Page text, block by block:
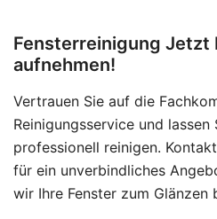
Fensterreinigung Jetzt
aufnehmen!
Vertrauen Sie auf die
Reinigungsservice und lassen
professionell reinigen.
für ein unverbindliches
wir Ihre Fenster zum Glänzen